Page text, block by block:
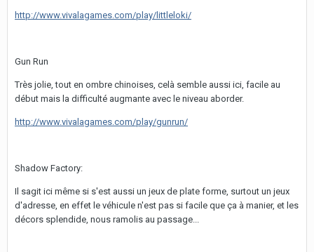
http://www.vivalagames.com/play/littleloki/
Gun Run
Très jolie, tout en ombre chinoises, celà semble aussi ici, facile au
début mais la difficulté augmante avec le niveau aborder.
http://www.vivalagames.com/play/gunrun/
Shadow Factory:
Il sagit ici même si s'est aussi un jeux de plate forme, surtout un jeux
d'adresse, en effet le véhicule n'est pas si facile que ça à manier, et les
décors splendide, nous ramolis au passage...